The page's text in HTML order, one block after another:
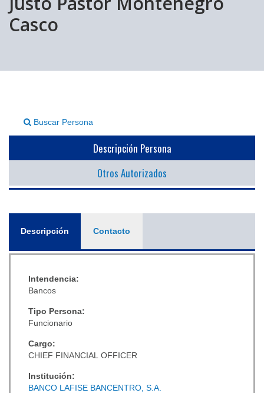
Casco
Buscar Persona
Descripción Persona
Otros Autorizados
Descripción (solapaContacto
Intendencia:
Bancos
Tipo Persona:
Funcionario
Cargo:
CHIEF FINANCIAL OFFICER
Institución:
BANCO LAFISE BANCENTRO, S.A.